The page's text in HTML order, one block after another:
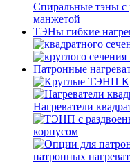
Спиральные тэны с
манжетой
ТЭНы гибкие
Патронные
Нагреватели
корпусом
патронных